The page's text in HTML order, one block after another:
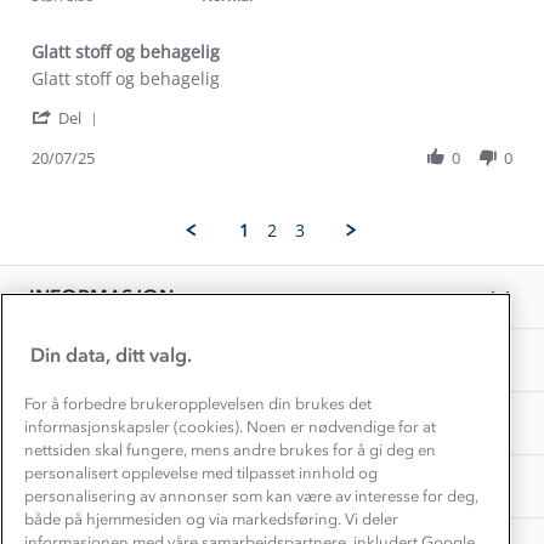
Glatt stoff og behagelig
Review
Anne
on
review
Glatt
og
Glatt stoff og behagelig
Del
20
2025
20/07/25 0 0
1 2 3
INFORMASJON
Konkurransevinnere
Kundeklubb
Bedrift, barnehage og SFO
Presse
OM OSS
Dyreetikk
1% til samfunnet
Samarbeide med oss?
TIPS OG RÅD
Dette trenger du til barnehagen
Gravidklær
Hvordan velge riktig turtøy?
Store størrelser
Turmat oppskrifter
Beredskap
AKTIVITETER
Norgesferie 🇳🇴
Få turinspirasjon og tips her⛰
Overnatte utendørs⛺
Leirskole 🥾
Barnehageansatt
Tips til hyttetur
Din data, ditt valg.
For å forbedre brukeropplevelsen din brukes det
informasjonskapsler (cookies). Noen er nødvendige for at
nettsiden skal fungere, mens andre brukes for å gi deg en
personalisert opplevelse med tilpasset innhold og
personalisering av annonser som kan være av interesse for deg,
både på hjemmesiden og via markedsføring. Vi deler